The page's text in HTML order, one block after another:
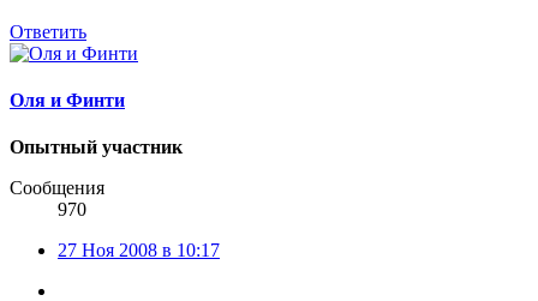
Ответить
Оля и Финти
Опытный участник
Сообщения
970
27 Ноя 2008 в 10:17